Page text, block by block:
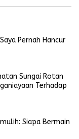
Pernah Hancur
Sungai Rotan
Terhadap
Siapa Bermain